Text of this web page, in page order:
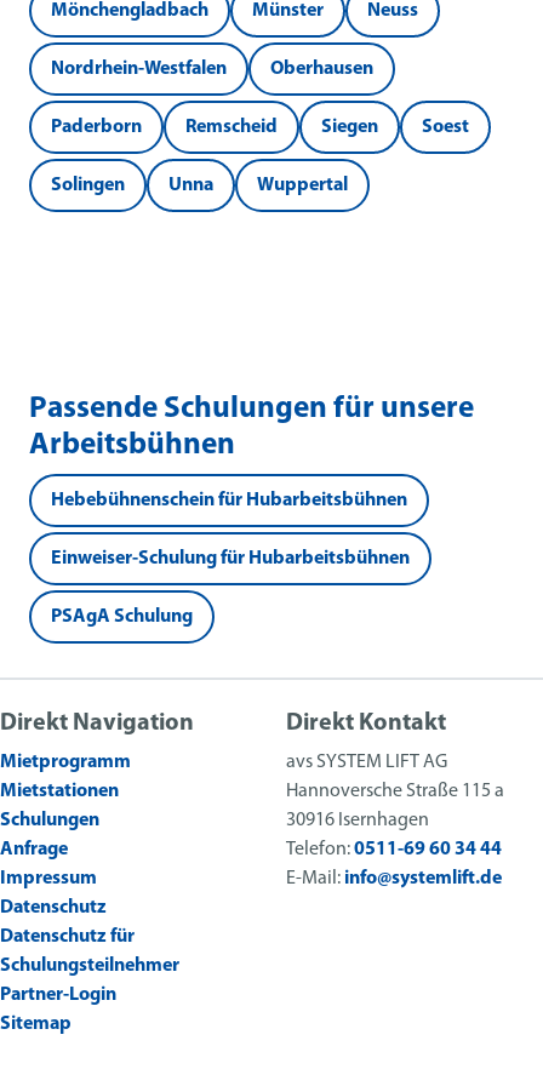
Mönchengladbach Münster Neuss
Nordrhein-Westfalen Oberhausen
Paderborn Remscheid Siegen Soest
Solingen Unna Wuppertal
Passende Schulungen für unsere
Arbeitsbühnen
Hebebühnenschein für Hubarbeitsbühnen
Einweiser-Schulung für Hubarbeitsbühnen
PSAgA Schulung
Direkt Navigation
Mietprogramm
Mietstationen
Schulungen
Anfrage
Impressum
Datenschutz
Datenschutz für
Schulungsteilnehmer
Partner-Login
Sitemap
Direkt Kontakt
avs SYSTEM LIFT AG
Hannoversche Straße 115 a
30916 Isernhagen
Telefon:0511-69 60 34 44
E-Mail: info@systemlift.de